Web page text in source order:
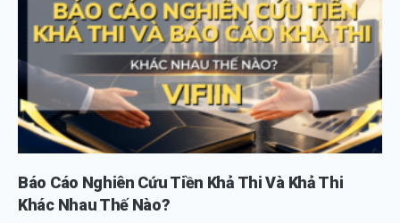
Báo Cáo Nghiên Cứu Tiền Khả Thi Và Khả Thi
Khác Nhau Thế Nào?